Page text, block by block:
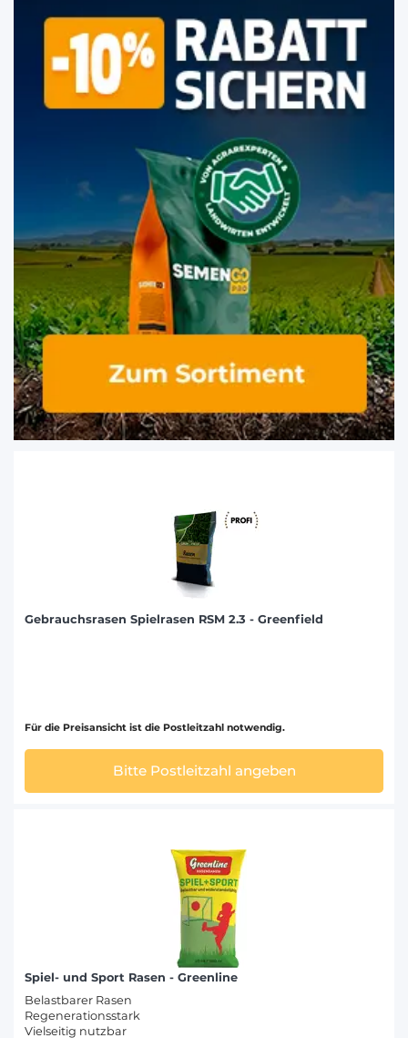
Gebrauchsrasen Spielrasen RSM 2.3 - Greenfield
Für die Preisansicht ist die Postleitzahl notwendig.
Bitte Postleitzahl angeben
Spiel- und Sport Rasen - Greenline
Belastbarer Rasen
Regenerationsstark
Vielseitig nutzbar